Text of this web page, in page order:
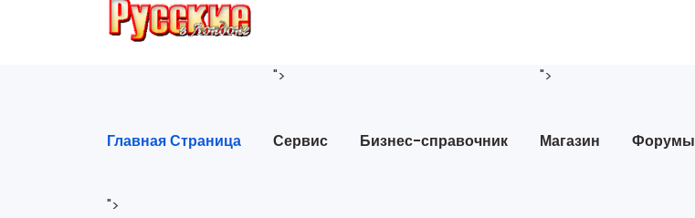
Главная Страница
">
Сервис Бизнес-справочник
">
Магазин Форумы
">